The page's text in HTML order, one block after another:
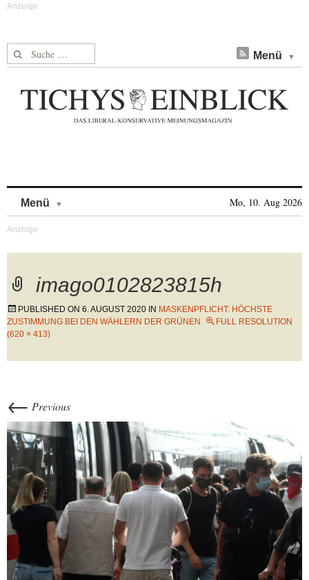
Suche nach: Menü
Menü Mo, 10. Aug 2026
imago0102823815h
PUBLISHED ON 6. AUGUST 2020 IN MASKENPFLICHT: HÖCHSTE
ZUSTIMMUNG BEI DEN WÄHLERN DER GRÜNEN
FULL RESOLUTION
(620 × 413)
← Previous